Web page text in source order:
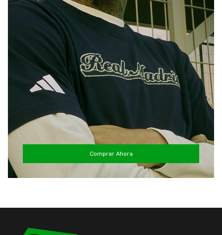
Comprar Ahora